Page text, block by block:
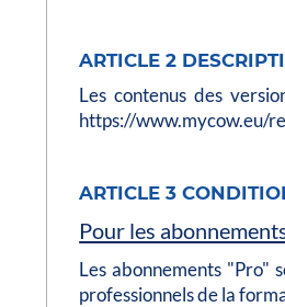
ARTICLE 2
Les contenus des
https://www.mycow.eu/
ARTICLE 3
Pour les
Les abonnements "Pro"
professionnels de la